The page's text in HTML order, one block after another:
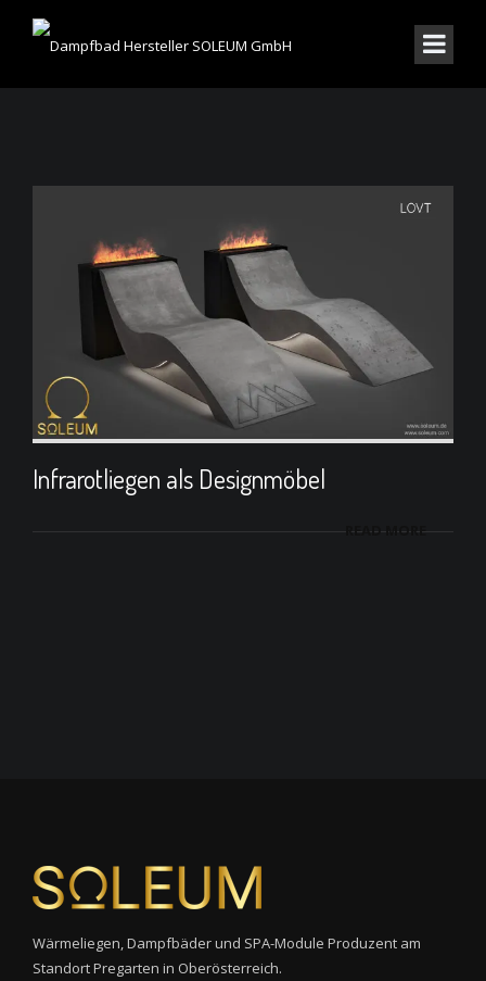
Infrarotliegen als Designmöbel
READ MORE
Wärmeliegen, Dampfbäder und SPA-Module Produzent am
Standort Pregarten in Oberösterreich.